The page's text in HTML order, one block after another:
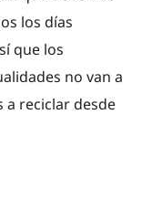
los días
que los
no van a
a reciclar desde